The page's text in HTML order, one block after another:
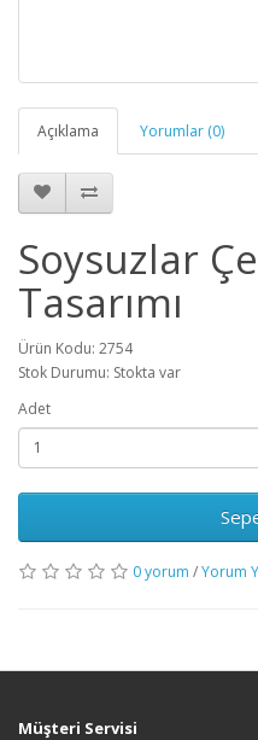
Açıklama Yorumlar (0)
Soysuzlar
Tasarımı
Ürün Kodu: 2754
Stok Durumu: Stokta var
Adet
0 yorum /Yorum
Müşteri Servisi